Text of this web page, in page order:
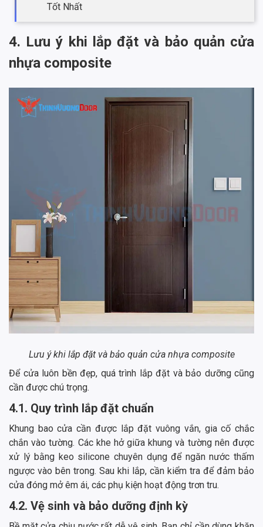
Tốt Nhất
4. Lưu ý khi lắp đặt và bảo quản cửa
nhựa composite
Lưu ý khi lắp đặt và bảo quản cửa nhựa composite
Để cửa luôn bền đẹp, quá trình lắp đặt và bảo dưỡng cũng
cần được chú trọng.
4.1. Quy trình lắp đặt chuẩn
Khung bao cửa cần được lắp đặt vuông vắn, gia cố chắc
chắn vào tường. Các khe hở giữa khung và tường nên được
xử lý bằng keo silicone chuyên dụng để ngăn nước thấm
ngược vào bên trong. Sau khi lắp, cần kiểm tra để đảm bảo
cửa đóng mở êm ái, các phụ kiện hoạt động trơn tru.
4.2. Vệ sinh và bảo dưỡng định kỳ